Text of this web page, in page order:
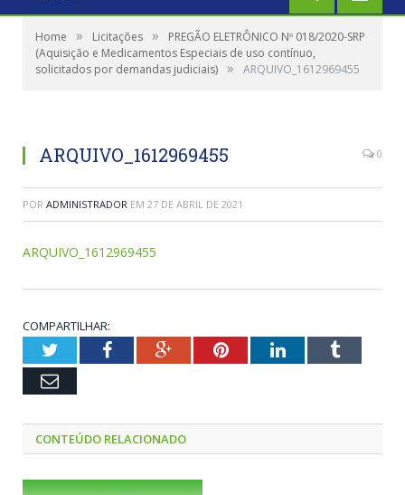
Home » Licitações »
PREGÃO ELETRÔNICO Nº 018/2020-SRP
(Aquisição e Medicamentos Especiais de uso contínuo,
solicitados por demandas judiciais) » ARQUIVO_1612969455
ARQUIVO_1612969455 0
POR ADMINISTRADOR EM 27 DE ABRIL DE 2021
ARQUIVO_1612969455
COMPARTILHAR:
TwitterFacebookGoogle+PinterestLinkedInTumblr
Email
CONTEÚDO RELACIONADO